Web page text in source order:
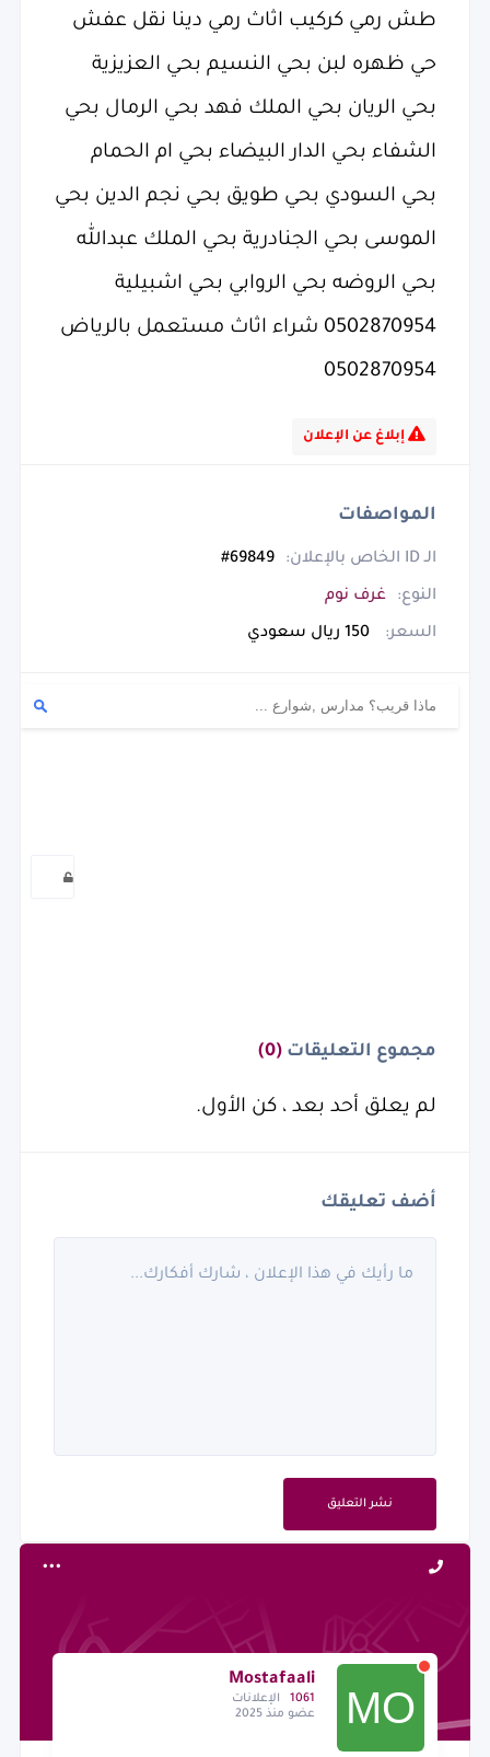
طش رمي كركيب اثاث رمي دينا نقل عفش
حي ظهره لبن بحي النسيم بحي العزيزية
بحي الريان بحي الملك فهد بحي الرمال بحي
الشفاء بحي الدار البيضاء بحي ام الحمام
بحي السودي بحي طويق بحي نجم الدين بحي
الموسى بحي الجنادرية بحي الملك عبدالله
بحي الروضه بحي الروابي بحي اشبيلية
0502870954 شراء اثاث مستعمل بالرياض
0502870954
إبلاغ عن الإعلان
المواصفات
الـ ID الخاص بالإعلان: 69849#
النوع: غرف نوم
السعر:
مجموع التعليقات (0)
لم يعلق أحد بعد ، كن الأول.
أضف تعليقك
نشر التعليق
Mostafaali
1061
الإعلانات
عضو منذ 2025